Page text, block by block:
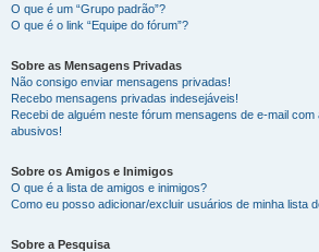
O que é um “Grupo padrão”?
O que é o link “Equipe do fórum”?
Sobre as Mensagens Privadas
Não consigo enviar mensagens privadas!
Recebo mensagens privadas indesejáveis!
Recebi de alguém neste fórum mensagens de e-mail
abusivos!
Sobre os Amigos e Inimigos
O que é a lista de amigos e inimigos?
Como eu posso adicionar/excluir usuários de minha lista
Sobre a Pesquisa